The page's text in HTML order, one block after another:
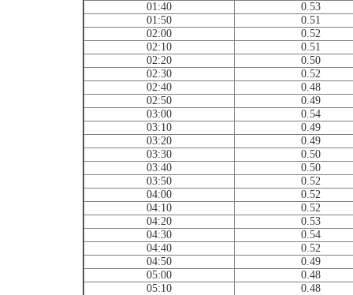
01:40
0.53
01:50
0.51
02:00
0.52
02:10
0.51
02:20
0.50
02:30
0.52
02:40
0.48
02:50
0.49
03:00
0.54
03:10
0.49
03:20
0.49
03:30
0.50
03:40
0.50
03:50
0.52
04:00
0.52
04:10
0.52
04:20
0.53
04:30
0.54
04:40
0.52
04:50
0.49
05:00
0.48
05:10
0.48